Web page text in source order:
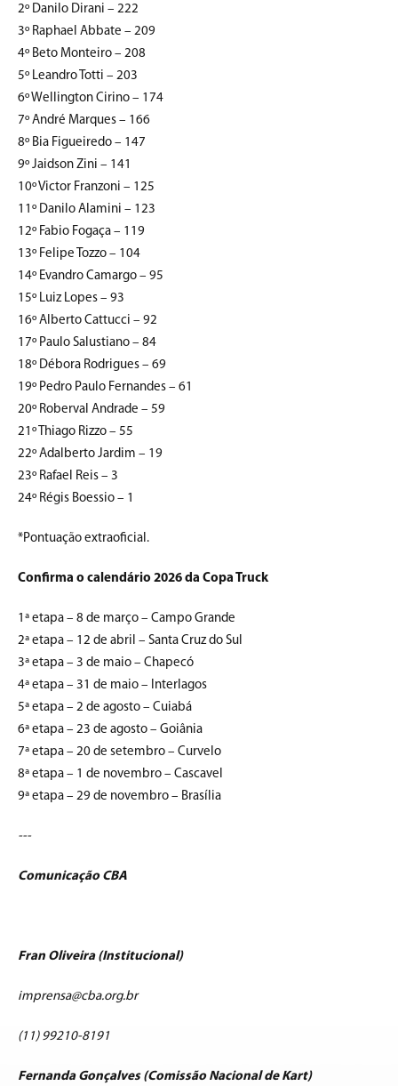
2º Danilo Dirani – 222
3º Raphael Abbate – 209
4º Beto Monteiro – 208
5º Leandro Totti – 203
6º Wellington Cirino – 174
7º André Marques – 166
8º Bia Figueiredo – 147
9º Jaidson Zini – 141
10º Victor Franzoni – 125
11º Danilo Alamini – 123
12º Fabio Fogaça – 119
13º Felipe Tozzo – 104
14º Evandro Camargo – 95
15º Luiz Lopes – 93
16º Alberto Cattucci – 92
17º Paulo Salustiano – 84
18º Débora Rodrigues – 69
19º Pedro Paulo Fernandes – 61
20º Roberval Andrade – 59
21º Thiago Rizzo – 55
22º Adalberto Jardim – 19
23º Rafael Reis – 3
24º Régis Boessio – 1
*Pontuação extraoficial.
Confirma o calendário 2026 da Copa Truck
1ª etapa – 8 de março – Campo Grande
2ª etapa – 12 de abril – Santa Cruz do Sul
3ª etapa – 3 de maio – Chapecó
4ª etapa – 31 de maio – Interlagos
5ª etapa – 2 de agosto – Cuiabá
6ª etapa – 23 de agosto – Goiânia
7ª etapa – 20 de setembro – Curvelo
8ª etapa – 1 de novembro – Cascavel
9ª etapa – 29 de novembro – Brasília
---
Comunicação CBA
Fran Oliveira (Institucional)
imprensa@cba.org.br
(11) 99210-8191
Fernanda Gonçalves (Comissão Nacional de Kart)